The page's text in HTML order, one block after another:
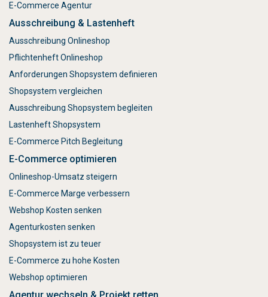
E-Commerce Agentur
Ausschreibung & Lastenheft
Ausschreibung Onlineshop
Pflichtenheft Onlineshop
Anforderungen Shopsystem definieren
Shopsystem vergleichen
Ausschreibung Shopsystem begleiten
Lastenheft Shopsystem
E-Commerce Pitch Begleitung
E-Commerce optimieren
Onlineshop-Umsatz steigern
E-Commerce Marge verbessern
Webshop Kosten senken
Agenturkosten senken
Shopsystem ist zu teuer
E-Commerce zu hohe Kosten
Webshop optimieren